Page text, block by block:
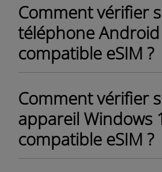
Comment vérifier
téléphone
compatible eSIM ?
Comment vérifier
appareil Windows
compatible eSIM ?